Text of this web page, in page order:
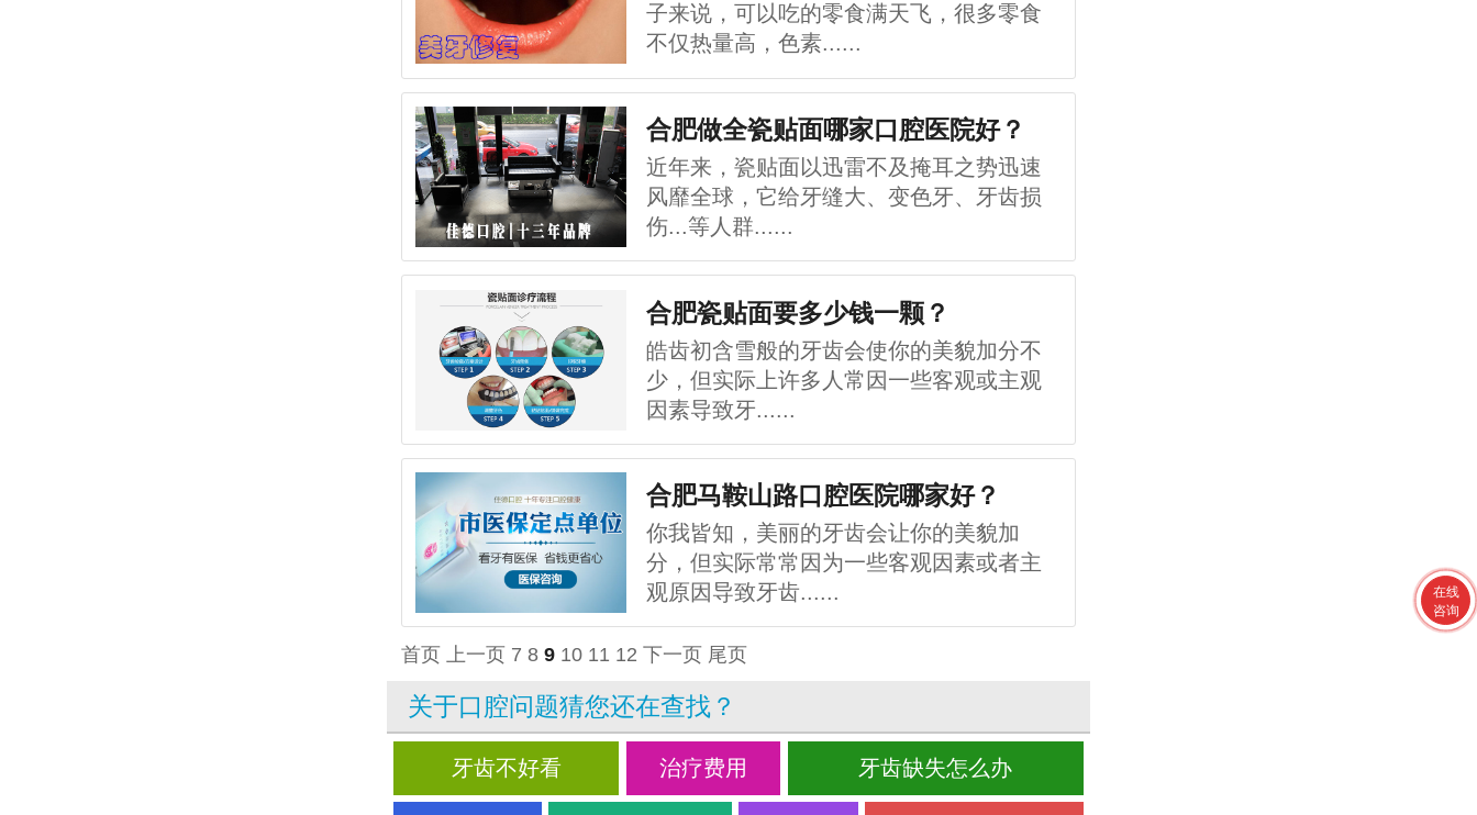
子来说，可以吃的零食满天飞，很多零食
不仅热量高，色素......
合肥做全瓷贴面哪家口腔医院好？
近年来，瓷贴面以迅雷不及掩耳之势迅速
风靡全球，它给牙缝大、变色牙、牙齿损
伤...等人群......
合肥瓷贴面要多少钱一颗？
皓齿初含雪般的牙齿会使你的美貌加分不
少，但实际上许多人常因一些客观或主观
因素导致牙......
合肥马鞍山路口腔医院哪家好？
你我皆知，美丽的牙齿会让你的美貌加
分，但实际常常因为一些客观因素或者主
观原因导致牙齿......
首页 上一页 7 8 9 10 11 12 下一页 尾页
关于口腔问题猜您还在查找？
牙齿不好看 治疗费用 牙齿缺失怎么办
在线
咨询